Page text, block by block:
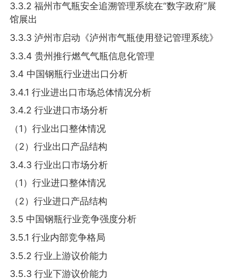
3.3.2 福州市气瓶安全追溯管理系统在“数字政府”展
馆展出
3.3.3 泸州市启动《泸州市气瓶使用登记管理系统》
3.3.4 贵州推行燃气气瓶信息化管理
3.4 中国钢瓶行业进出口分析
3.4.1 行业进出口市场总体情况分析
3.4.2 行业进口市场分析
（1）行业出口整体情况
（2）行业出口产品结构
3.4.3 行业出口市场分析
（1）行业进口整体情况
（2）行业进口产品结构
3.5 中国钢瓶行业竞争强度分析
3.5.1 行业内部竞争格局
3.5.2 行业上游议价能力
3.5.3 行业下游议价能力